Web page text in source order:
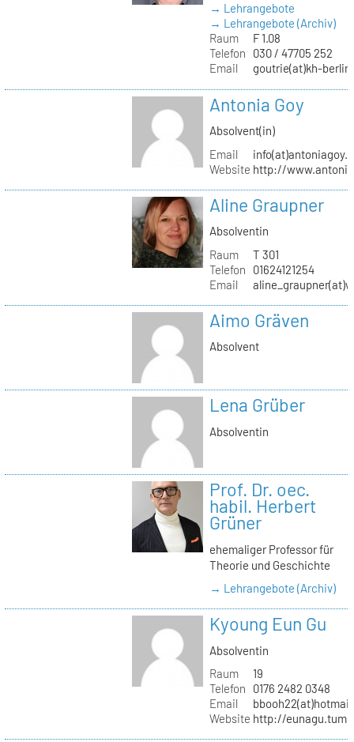
→ Lehrangebote
→ Lehrangebote (Archiv)
Raum
F 1.08
Telefon
030 / 47705 252
Email
goutrie(at)kh-
Antonia Goy
Absolvent(in)
Email
Website http://
Aline Graupner
Absolventin
Raum
T 301
Telefon
01624121254
Email
Aimo Gräven
Absolvent
Lena Grüber
Absolventin
Prof. Dr. oec.
habil. Herbert
Grüner
ehemaliger Professor für
Theorie und Geschichte
→ Lehrangebote (Archiv)
Kyoung Eun Gu
Absolventin
Raum
19
Telefon
0176 2482 0348
Email
Website http://